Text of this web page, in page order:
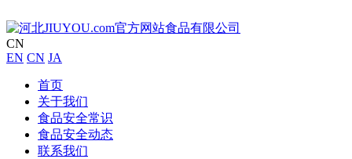
CN
EN CN JA
首页
关于我们
食品安全常识
食品安全动态
联系我们